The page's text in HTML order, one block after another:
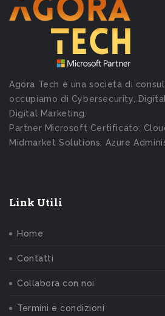
Agora Tech è una società di
occupiamo di Cybersecurity,
Digital Marketing.
Partner Microsoft Certificato:
Midmarket Solutions; Azure
Link Utili
Home
Contatti
Collabora con noi
Termini e condizioni